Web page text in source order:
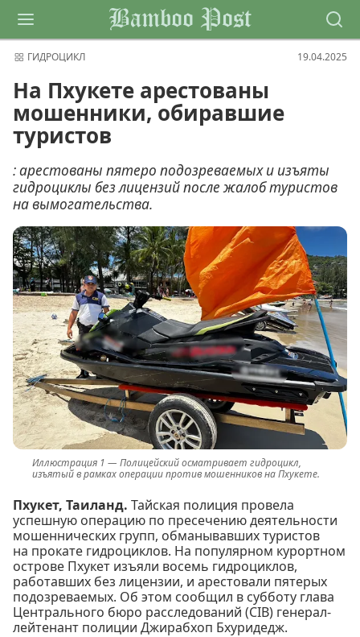
Bamboo Post
ГИДРОЦИКЛ 19.04.2025
На Пхукете арестованы
мошенники, обиравшие
туристов
: арестованы пятеро подозреваемых и изъяты
гидроциклы без лицензий после жалоб туристов
на вымогательства.
Полицейский осматривает гидроцикл,
изъятый в рамках операции против мошенников на Пхукете.
Пхукет, Таиланд. Тайская полиция провела
успешную операцию по пресечению деятельности
мошеннических групп, обманывавших туристов
на прокате гидроциклов. На популярном курортном
острове Пхукет изъяли восемь гидроциклов,
работавших без лицензии, и арестовали пятерых
подозреваемых. Об этом сообщил в субботу глава
Центрального бюро расследований (CIB) генерал-
лейтенант полиции Джирабхоп Бхуридедж.